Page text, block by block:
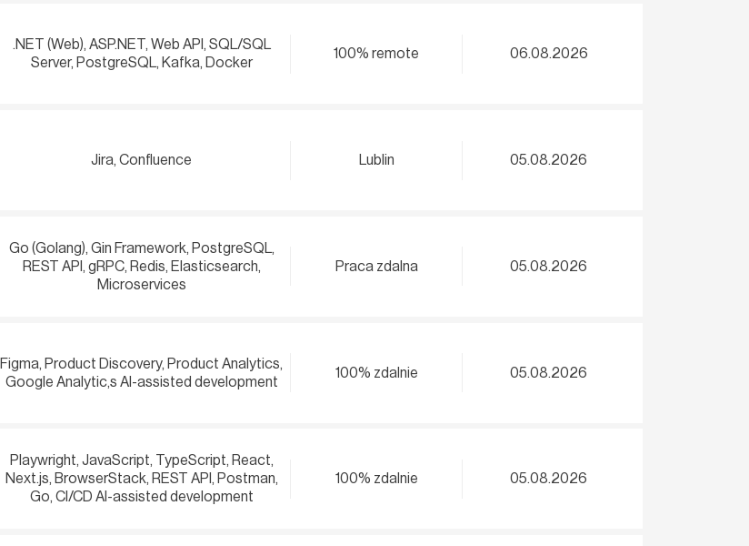
.NET (Web), ASP.NET, Web API, SQL/SQL
Server, PostgreSQL, Kafka, Docker
100% remote 06.08.2026
Jira, Confluence Lublin 05.08.2026
Go (Golang), Gin Framework, PostgreSQL,
REST API, gRPC, Redis, Elasticsearch,
Microservices
Praca zdalna 05.08.2026
Figma, Product Discovery, Product Analytics,
Google Analytic,s AI-assisted development
100% zdalnie 05.08.2026
Playwright, JavaScript, TypeScript, React,
Next.js, BrowserStack, REST API, Postman,
Go, CI/CD AI-assisted development
100% zdalnie 05.08.2026